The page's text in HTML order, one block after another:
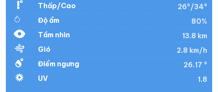
Thấp/Cao
26°/34°
Độ ẩm
80%
Tầm nhìn
13.8 km
Gió
2.8 km/h
Điểm ngưng
26.17 °
UV
1.8